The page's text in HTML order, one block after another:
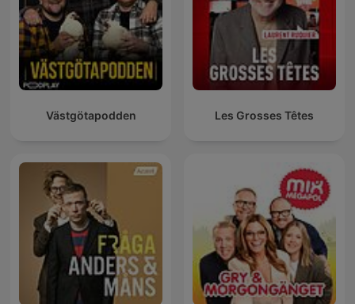
Västgötapodden Les Grosses Têtes